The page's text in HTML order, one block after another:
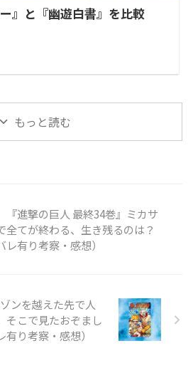
』と『幽遊白書』を比較
もっと読む
『進撃の巨人 最終34巻』ミカサ
全てが終わる、生き残るのは？
レ有り考察・感想）
ンを越えた先で人
そこで見たおぞまし
り考察・感想）